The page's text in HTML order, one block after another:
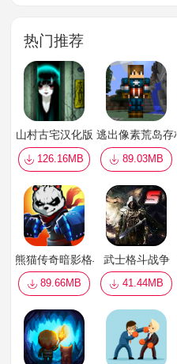
热门推荐
山村古宅汉化版
126.16MB
逃出像素荒岛存
89.03MB
熊猫传奇暗影格斗
89.66MB
武士格斗战争
41.44MB